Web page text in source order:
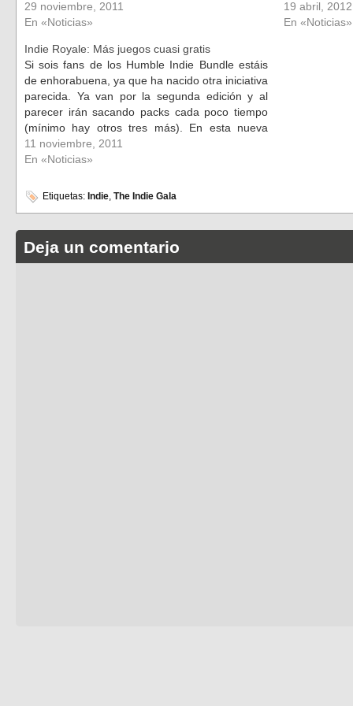
29 noviembre, 2011
En «Noticias»
19 abril, 2012
En «Noticias»
Indie Royale: Más juegos cuasi gratis
Si sois fans de los Humble Indie Bundle estáis
de enhorabuena, ya que ha nacido otra iniciativa
parecida. Ya van por la segunda edición y al
parecer irán sacando packs cada poco tiempo
(mínimo hay otros tres más). En esta nueva
iniciativa, llamada IndieRoyale, no podemos
elegir a quién darle…
11 noviembre, 2011
En «Noticias»
Etiquetas: Indie, The Indie Gala
Deja un comentario